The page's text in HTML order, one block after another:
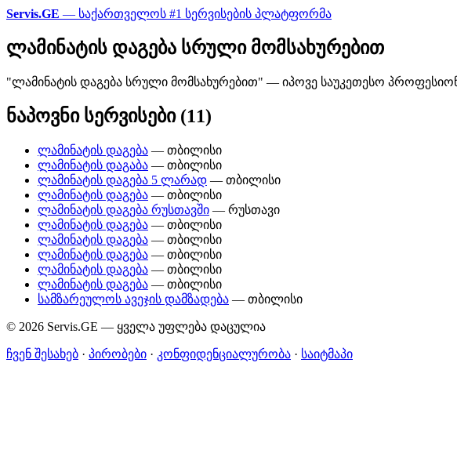
Servis.GE — საქართველოს #1 სერვისების პლატფორმა
ლამინატის დაგება სრული მომსახურებით
"ლამინატის დაგება სრული მომსახურებით" — იპოვე საუკეთესო
ნაპოვნი სერვისები (11)
ლამინატის დაგება — თბილისი
ლამინატის დაგაბა — თბილისი
ლამინატის დაგება 5 ლარად — თბილისი
ლამინატის დაგება — თბილისი
ლამინატის დაგება რუსთავში — რუსთავი
ლამინატის დაგება — თბილისი
ლამინატის დაგება — თბილისი
ლამინატის დაგება — თბილისი
ლამინატის დაგება — თბილისი
ლამინატის დაგება — თბილისი
სამზარეულოს ავეჯის დამზადება — თბილისი
© 2026 Servis.GE — ყველა უფლება დაცულია
ჩვენ შესახებ · პირობები · კონფიდენციალურობა · საიტმაპი